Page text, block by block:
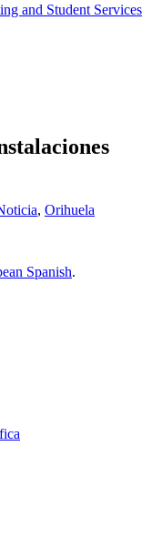
and Student Services
, Orihuela
Spanish.